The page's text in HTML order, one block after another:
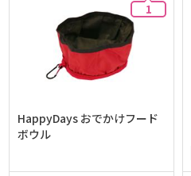
1
HappyDays おでかけフード
ボウル